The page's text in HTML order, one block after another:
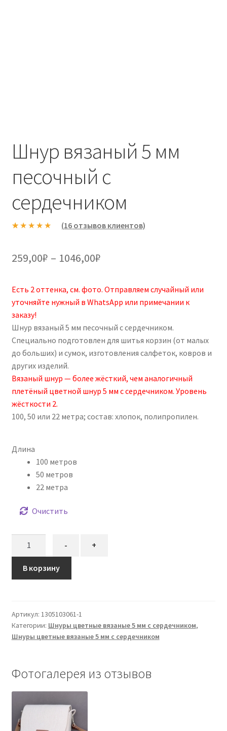
Шнур вязаный 5 мм
песочный с
сердечником
основе
пользовател
ей
(16 отзывов клиентов)
259,00₽ – 1046,00₽Диапазон
259,00₽
1046,00₽
Есть 2 оттенка, см. фото. Отправляем случайный или
уточняйте нужный в WhatsApp или примечании к
заказу!
Шнур вязаный 5 мм песочный с сердечником.
Специально подготовлен для шитья корзин (от малых
до больших) и сумок, изготовления салфеток, ковров и
других изделий.
Вязаный шнур — более жёсткий, чем аналогичный
плетёный цветной шнур 5 мм с сердечником. Уровень
жёсткости 2.
100, 50 или 22 метра; состав: хлопок, полипропилен.
Длина
100 метров
50 метров
22 метра
Очистить
Шнур
вязаный
песочный
с
сердечником
- +
В корзину
Артикул: 1305103061-1
Категории: Шнуры цветные вязаные 5 мм с сердечником,
Шнуры цветные вязаные 5 мм с сердечником
Фотогалерея из отзывов